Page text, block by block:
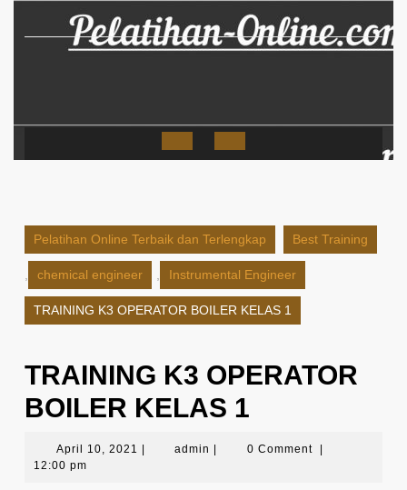
Open
Pelatihan Online Terbaik dan Terlengkap Best Training
chemical engineer Instrumental Engineer
TRAINING K3 OPERATOR BOILER KELAS 1
TRAINING K3 OPERATOR
BOILER KELAS 1
April 10, 2021 April
admin admin 0 Comment
12:00 pm